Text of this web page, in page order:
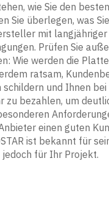
wie Sie den
Sie überlegen, was
mit
Prüfen Sie
Wie werden die
ratsam,
und Ihnen
bezahlen, um
einen guten
ist bekannt für
für Ihr Projekt.